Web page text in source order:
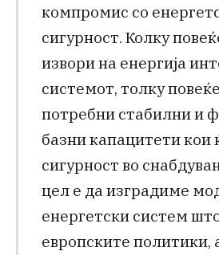
компромис со
сигурност. Колку
извори на енергија
системот, толку
потребни стабилни и
базни капацитети кои
сигурност во
цел е да изградиме
енергетски систем
европските политики,